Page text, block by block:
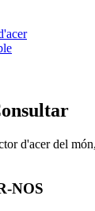
d'acer del
NOS